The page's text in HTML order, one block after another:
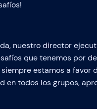
nuestro director
que tenemos por
estamos a
en todos los grupos,